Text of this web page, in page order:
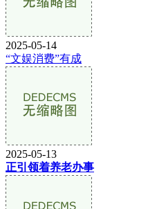
2025-05-14
“文娱消费”有成
2025-05-13
正引领着养老办事